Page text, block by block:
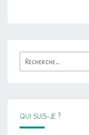
Rechercher :
QUI SUIS-JE ?